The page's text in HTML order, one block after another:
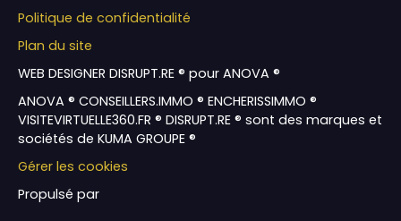
Politique de confidentialité
Plan du site
WEB DESIGNER DISRUPT.RE ® pour ANOVA ®
ANOVA ® CONSEILLERS.IMMO ® ENCHERISSIMMO ®
VISITEVIRTUELLE360.FR ® DISRUPT.RE ® sont des marques et
sociétés de KUMA GROUPE ®
Gérer les cookies
Propulsé par